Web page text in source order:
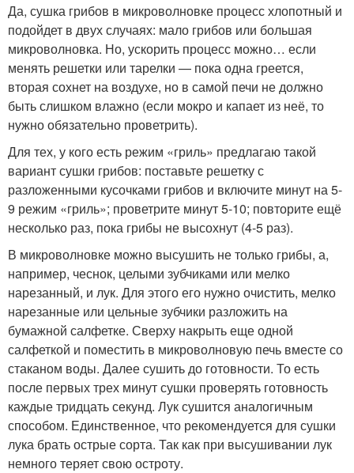
Да, сушка грибов в микроволновке процесс хлопотный и
подойдет в двух случаях: мало грибов или большая
микроволновка. Но, ускорить процесс можно… если
менять решетки или тарелки — пока одна греется,
вторая сохнет на воздухе, но в самой печи не должно
быть слишком влажно (если мокро и капает из неё, то
нужно обязательно проветрить).
Для тех, у кого есть режим «гриль» предлагаю такой
вариант сушки грибов: поставьте решетку с
разложенными кусочками грибов и включите минут на 5-
9 режим «гриль»; проветрите минут 5-10; повторите ещё
несколько раз, пока грибы не высохнут (4-5 раз).
В микроволновке можно высушить не только грибы, а,
например, чеснок, целыми зубчиками или мелко
нарезанный, и лук. Для этого его нужно очистить, мелко
нарезанные или цельные зубчики разложить на
бумажной салфетке. Сверху накрыть еще одной
салфеткой и поместить в микроволновую печь вместе со
стаканом воды. Далее сушить до готовности. То есть
после первых трех минут сушки проверять готовность
каждые тридцать секунд. Лук сушится аналогичным
способом. Единственное, что рекомендуется для сушки
лука брать острые сорта. Так как при высушивании лук
немного теряет свою остроту.